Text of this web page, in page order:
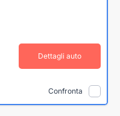
Dettagli auto
Confronta